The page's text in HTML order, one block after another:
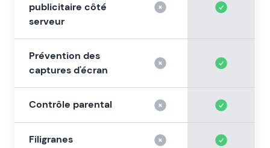
publicitaire côté
serveur
Prévention des
captures d'écran
Contrôle parental
Filigranes